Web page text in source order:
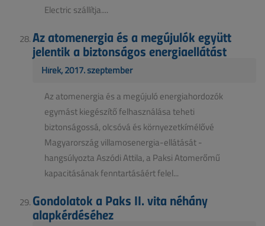
Electric szállítja....
Az atomenergia és a megújulók együtt
jelentik a biztonságos energiaellátást
Hírek, 2017. szeptember
Az atomenergia és a megújuló energiahordozók
egymást kiegészítő felhasználása teheti
biztonságossá, olcsóvá és környezetkímélővé
Magyarország villamosenergia-ellátását -
hangsúlyozta Aszódi Attila, a Paksi Atomerőmű
kapacitásának fenntartásáért felel...
Gondolatok a Paks II. vita néhány
alapkérdéséhez